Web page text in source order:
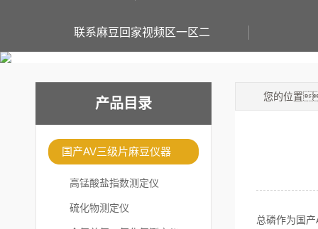
联系麻豆回家视频区一区二
产品目录
国产AV三级片麻豆仪器
高锰酸盐指数测定仪
硫化物测定仪
您的位置
总磷作为国